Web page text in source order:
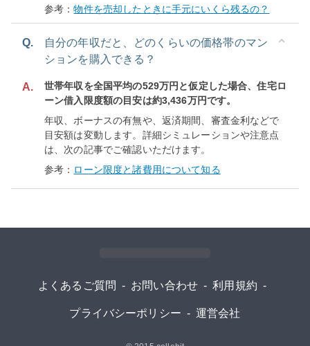
参考：物件を売却したときに手元にいくら残るの？
Q.
自分の年収だと、どのくらいの価格帯のマン
ションを購入できる？
A.
世帯年収を全国平均の529万円と仮定した場合、住宅ロ
ーン借入限度額の目安は約3,436万円です。
年収、ボーナスの有無や、返済期間、審査金利などで
目安額は変動します。詳細シミュレーションや注意点
は、次の記事でご確認いただけます。
参考： ローン限度と諸費用について知る
よくあるご質問 - お問い合わせ - 利用規約 -
プライバシーポリシー - 運営会社